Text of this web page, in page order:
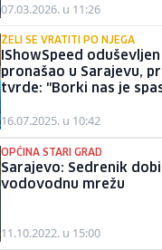
07.03.2026. u 11:26
ŽELI SE VRATITI PO NJEGA
IShowSpeed
pronašao u Sarajevu,
tvrde: "Borki nas je
16.07.2025. u 10:42
OPĆINA STARI GRAD
Sarajevo: Sedrenik
vodovodnu mrežu
11.10.2022. u 15:00